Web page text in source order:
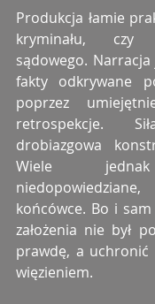
Produkcja łamie
kryminału,
sądowego.
fakty odkrywane
poprzez
retrospekcje.
drobiazgowa
Wiele
końcówce. Bo i
założenia nie był
prawdę, a
więzieniem.